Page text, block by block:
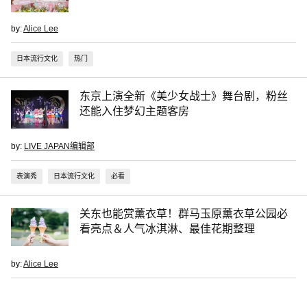
by:Alice Lee
日本流行文化 热门
东京上演全新《美少女战士》舞台剧，粉丝
还能入住梦幻主题客房
by: LIVE JAPAN编辑部
表演秀 日本流行文化 必看
关东也能赏薰衣草！群马玉原薰衣草公园必
看亮点＆人气冰淇淋、最佳花期整理
by:Alice Lee